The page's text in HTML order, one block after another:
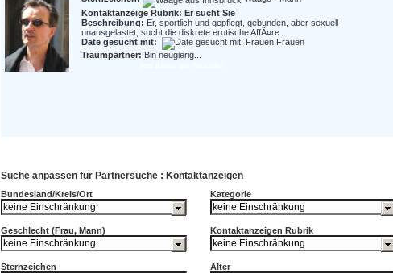
Kontaktanzeige Rubrik: Er sucht Sie
Beschreibung: Er, sportlich und gepflegt, gebunden, aber sexuell
unausgelastet, sucht die diskrete erotische AffÃ¤re...
Date gesucht mit:
Frauen
Traumpartner: Bin neugierig...
Suche anpassen für Partnersuche : Kontaktanzeigen
Bundesland/Kreis/Ort Kategorie
Geschlecht (Frau, Mann) Kontaktanzeigen Rubrik
Sternzeichen Alter